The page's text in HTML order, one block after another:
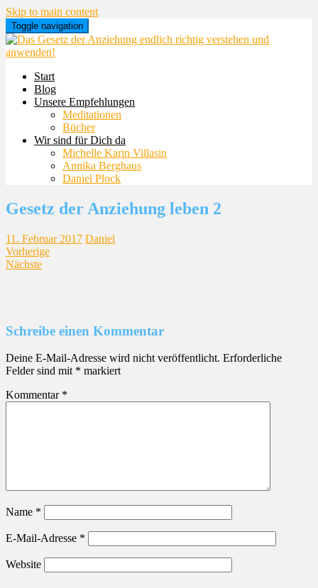
Skip to main content
Toggle navigation
Start
Blog
Unsere Empfehlungen
Meditationen
Bücher
Wir sind für Dich da
Michelle Karin Villasin
Annika Berghaus
Daniel Plock
Gesetz der Anziehung leben 2
11. Februar 2017 Daniel
Vorherige
Nächste
Schreibe einen Kommentar
Deine E-Mail-Adresse wird nicht veröffentlicht. Erforderliche
Felder sind mit * markiert
Kommentar *
Name *
E-Mail-Adresse *
Website